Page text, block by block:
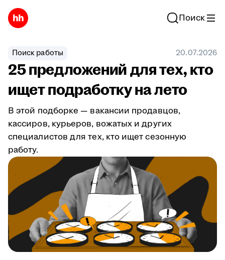
Поиск
Поиск работы 20.07.2026
25 предложений для тех, кто
ищет подработку на лето
В этой подборке — вакансии продавцов,
кассиров, курьеров, вожатых и других
специалистов для тех, кто ищет сезонную
работу.